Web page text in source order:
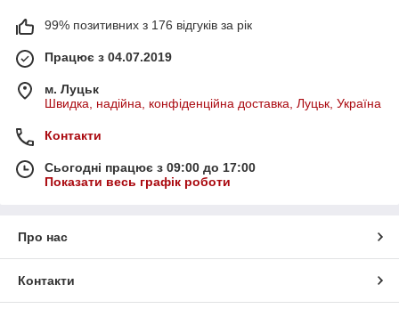
99% позитивних з 176 відгуків за рік
Працює з 04.07.2019
м. Луцьк
Швидка, надійна, конфіденційна доставка, Луцьк, Україна
Контакти
Сьогодні працює з 09:00 до 17:00
Показати весь графік роботи
Про нас
Контакти